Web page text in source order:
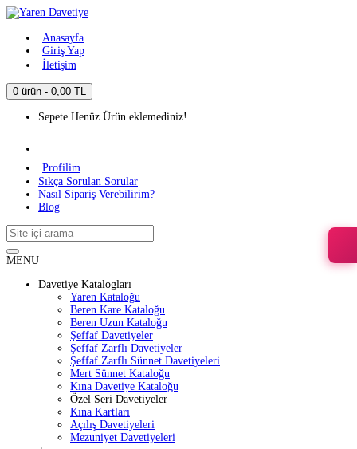
Anasayfa
Giriş Yap
İletişim
0 ürün - 0,00 TL
Sepete Henüz Ürün eklemediniz!
Profilim
Sıkça Sorulan Sorular
Nasıl Sipariş Verebilirim?
Blog
MENU
Davetiye Katalogları
Yaren Kataloğu
Beren Kare Kataloğu
Beren Uzun Kataloğu
Şeffaf Davetiyeler
Şeffaf Zarflı Davetiyeler
Şeffaf Zarflı Sünnet Davetiyeleri
Mert Sünnet Kataloğu
Kına Davetiye Kataloğu
Özel Seri Davetiyeler
Kına Kartları
Açılış Davetiyeleri
Mezuniyet Davetiyeleri